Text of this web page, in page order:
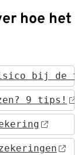
hoe het
bij de
9 tips!